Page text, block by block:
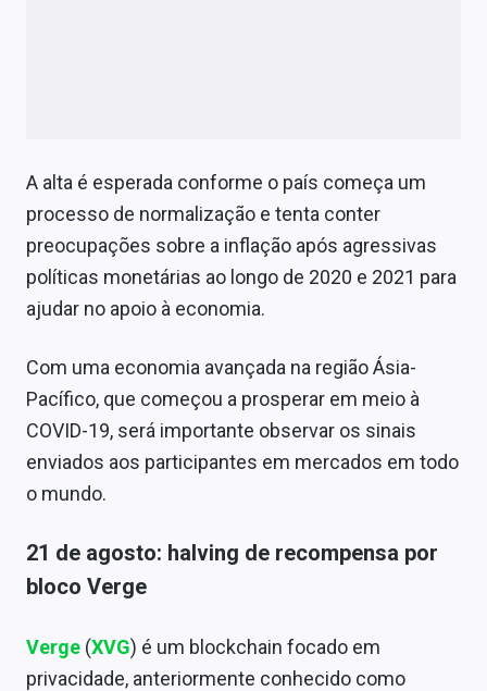
A alta é esperada conforme o país começa um
processo de normalização e tenta conter
preocupações sobre a inflação após agressivas
políticas monetárias ao longo de 2020 e 2021 para
ajudar no apoio à economia.
Com uma economia avançada na região Ásia-
Pacífico, que começou a prosperar em meio à
COVID-19, será importante observar os sinais
enviados aos participantes em mercados em todo
o mundo.
21 de agosto: halving de recompensa por
bloco Verge
Verge (XVG) é um blockchain focado em
privacidade, anteriormente conhecido como